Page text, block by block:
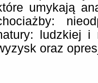
umykają
ludzkiej i
oraz